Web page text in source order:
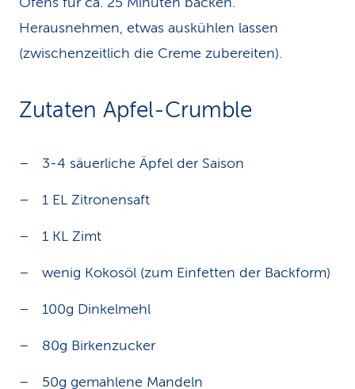
Herausnehmen, etwas auskühlen lassen
(zwischenzeitlich die Creme zubereiten).
Zutaten Apfel-Crumble
3-4 säuerliche Äpfel der Saison
1 EL Zitronensaft
1 KL Zimt
wenig Kokosöl (zum Einfetten der Backform)
100g Dinkelmehl
80g Birkenzucker
50g gemahlene Mandeln